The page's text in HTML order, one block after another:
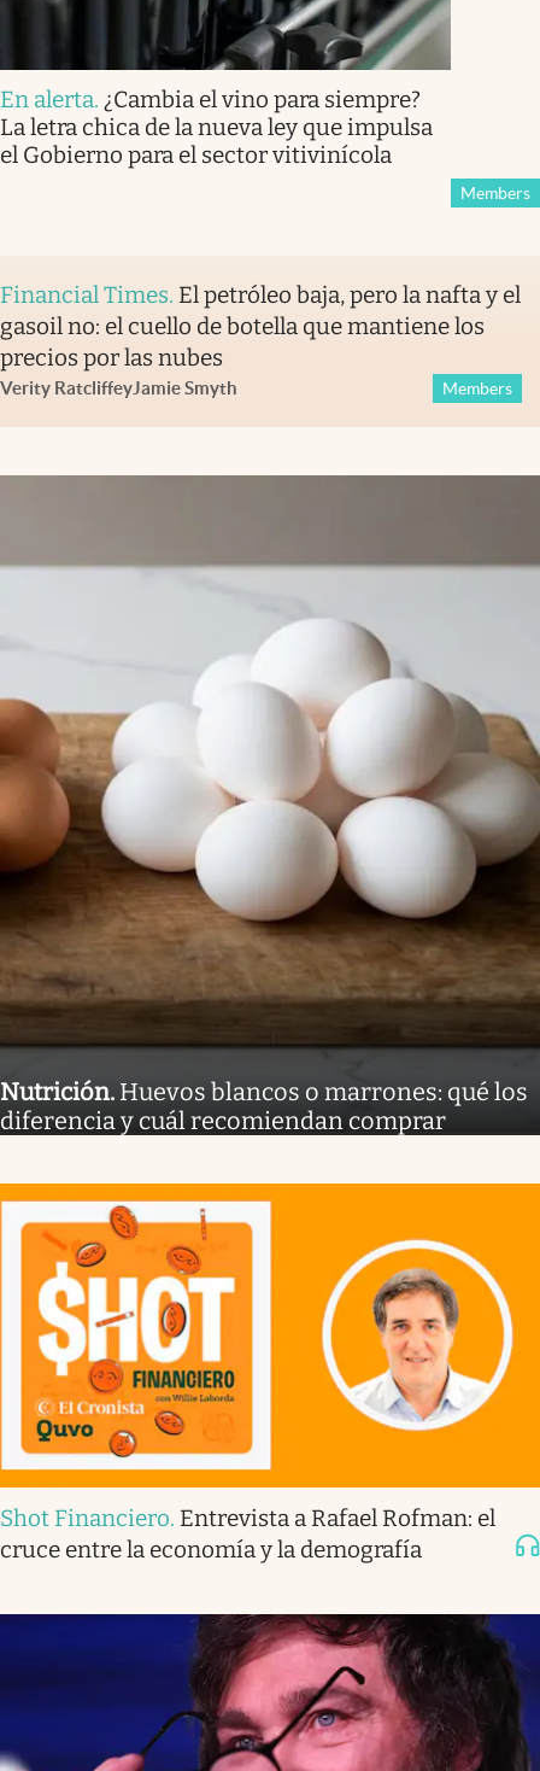
En alerta. ¿Cambia el vino para siempre?
La letra chica de la nueva ley que impulsa
el Gobierno para el sector vitivinícola
Members
Financial Times. El petróleo baja, pero la nafta y el
gasoil no: el cuello de botella que mantiene los
precios por las nubes
Verity RatcliffeyJamie Smyth Members
Nutrición. Huevos blancos o marrones: qué los
diferencia y cuál recomiendan comprar
Shot Financiero. Entrevista a Rafael Rofman: el
cruce entre la economía y la demografía